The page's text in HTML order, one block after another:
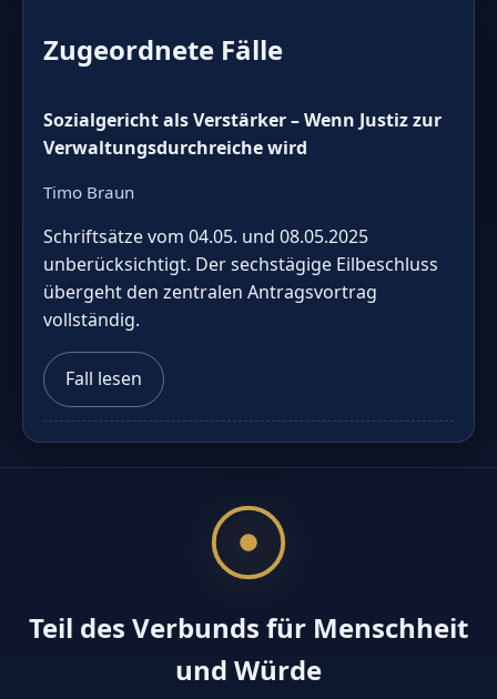
Zugeordnete Fälle
Sozialgericht als Verstärker – Wenn Justiz zur
Verwaltungsdurchreiche wird
Timo Braun
Schriftsätze vom 04.05. und 08.05.2025
unberücksichtigt. Der sechstägige Eilbeschluss
übergeht den zentralen Antragsvortrag
vollständig.
Fall lesen
Teil des Verbunds für Menschheit
und Würde